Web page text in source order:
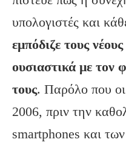
υπολογιστές και
εμπόδιζε τους
ουσιαστικά με τον
τους. Παρόλο που οι
2006, πριν την
smartphones και